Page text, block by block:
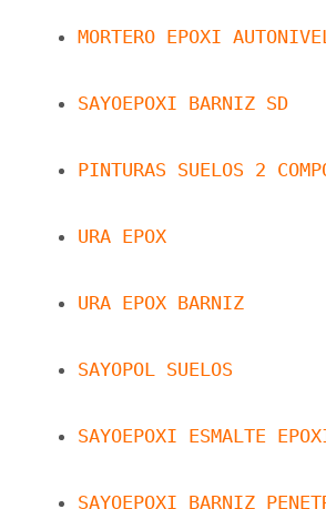
MORTERO EPOXI
SAYOEPOXI BARNIZ SD
PINTURAS SUELOS 2
URA EPOX
URA EPOX BARNIZ
SAYOPOL SUELOS
SAYOEPOXI ESMALTE
SAYOEPOXI BARNIZ